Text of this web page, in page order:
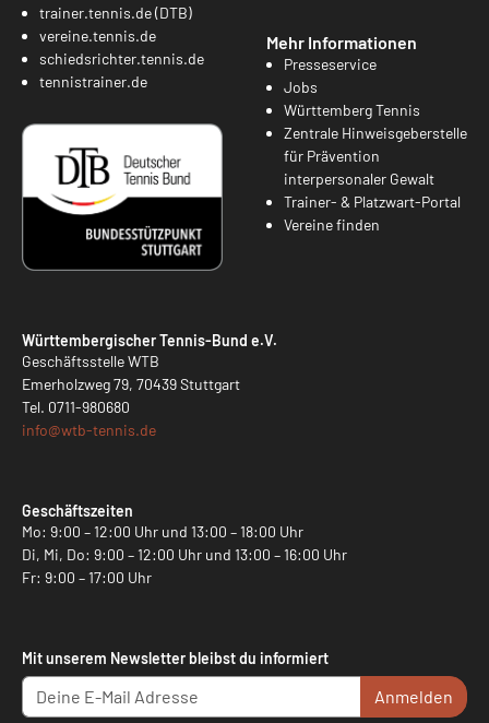
trainer.tennis.de (DTB)
vereine.tennis.de
schiedsrichter.tennis.de
tennistrainer.de
Mehr Informationen
Presseservice
Jobs
Württemberg Tennis
Zentrale Hinweisgeberstelle
für Prävention
interpersonaler Gewalt
Trainer- & Platzwart-Portal
Vereine finden
Württembergischer Tennis-Bund e.V.
Geschäftsstelle WTB
Emerholzweg 79, 70439 Stuttgart
Tel. 0711-980680
info@wtb-tennis.de
Geschäftszeiten
Mo: 9:00 – 12:00 Uhr und 13:00 – 18:00 Uhr
Di, Mi, Do: 9:00 – 12:00 Uhr und 13:00 – 16:00 Uhr
Fr: 9:00 – 17:00 Uhr
Mit unserem Newsletter bleibst du informiert
Anmelden